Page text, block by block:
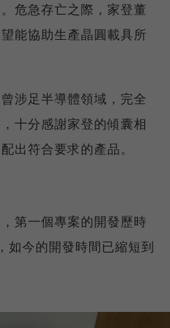
危急存亡之際，家登董
能協助生產晶圓載具所
涉足半導體領域，完全
十分感謝家登的傾囊相
出符合要求的產品。
第一個專案的開發歷時
如今的開發時間已縮短到